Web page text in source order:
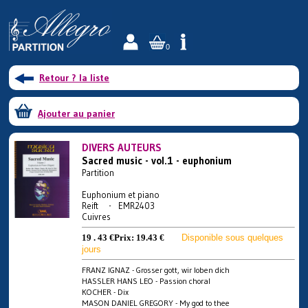
0
Retour ? la liste
Ajouter au panier
DIVERS AUTEURS
Sacred music - vol.1 - euphonium
Partition
Euphonium et piano
Reift - EMR2403
Cuivres
19 . 43 €Prix: 19.43 €
Disponible sous quelques
jours
FRANZ IGNAZ - Grosser gott, wir loben dich
HASSLER HANS LEO - Passion choral
KOCHER - Dix
MASON DANIEL GREGORY - My god to thee